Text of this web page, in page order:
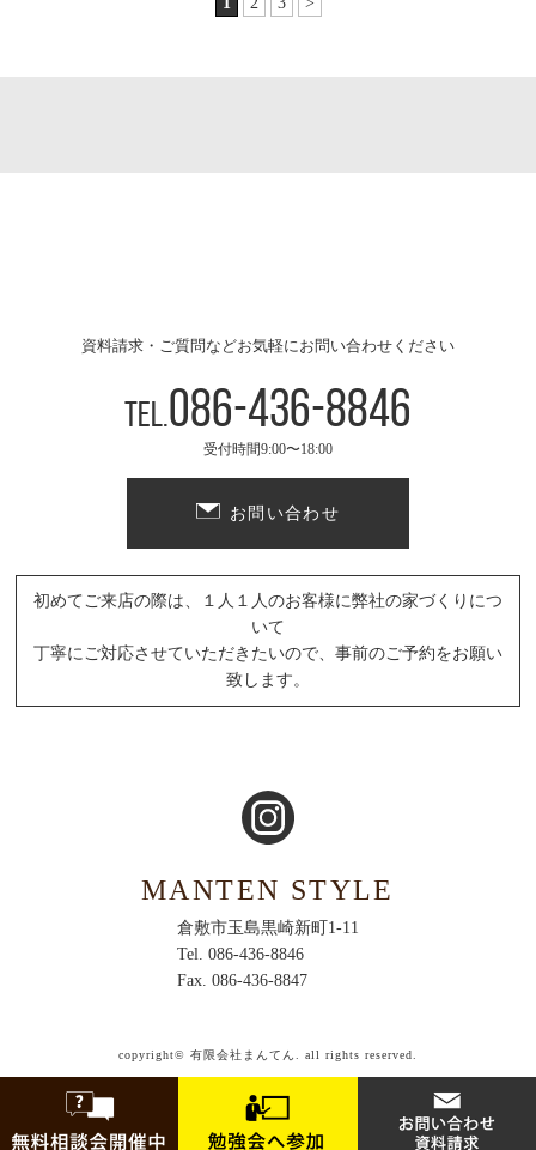
資料請求・ご質問などお気軽にお問い合わせください
Tel.086-436-8846
受付時間9:00〜18:00
お問い合わせ
初めてご来店の際は、１人１人のお客様に弊社の家づくりにつ
いて
丁寧にご対応させていただきたいので、事前のご予約をお願い
致します。
MANTEN STYLE
倉敷市玉島黒崎新町1-11
Tel. 086-436-8846
Fax. 086-436-8847
copyright© 有限会社まんてん. all rights reserved.